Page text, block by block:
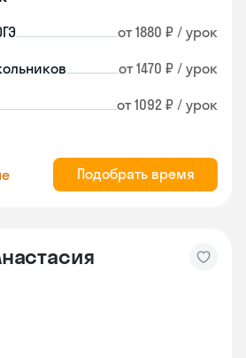
от 1880 ₽ / урок
от 1470 ₽ / урок
от 1092 ₽ / урок
Подобрать время